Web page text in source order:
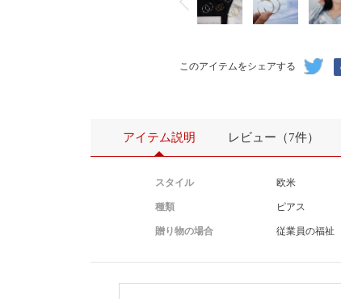
このアイテムをシェアする
アイテム説明 レビュー（7件）
スタイル 欧米
種類 ピアス
贈り物の場合 従業員の福祉